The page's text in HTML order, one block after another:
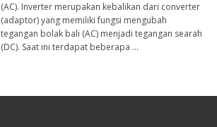
(AC). Inverter merupakan kebalikan dari converter
(adaptor) yang memiliki fungsi mengubah
tegangan bolak bali (AC) menjadi tegangan searah
(DC). Saat ini terdapat beberapa …